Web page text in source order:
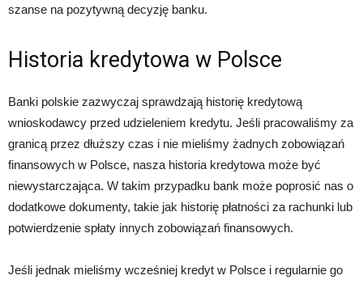
szanse na pozytywną decyzję banku.
Historia kredytowa w Polsce
Banki polskie zazwyczaj sprawdzają historię kredytową
wnioskodawcy przed udzieleniem kredytu. Jeśli pracowaliśmy za
granicą przez dłuższy czas i nie mieliśmy żadnych zobowiązań
finansowych w Polsce, nasza historia kredytowa może być
niewystarczająca. W takim przypadku bank może poprosić nas o
dodatkowe dokumenty, takie jak historię płatności za rachunki lub
potwierdzenie spłaty innych zobowiązań finansowych.
Jeśli jednak mieliśmy wcześniej kredyt w Polsce i regularnie go